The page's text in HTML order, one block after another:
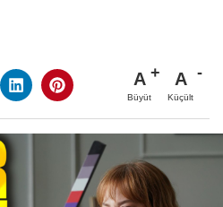
A
Büyüt
A
Küçült